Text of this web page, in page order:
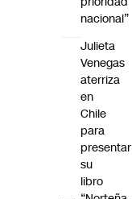
nacional”
Julieta
Venegas
aterriza
en
Chile
para
presentar
su
libro